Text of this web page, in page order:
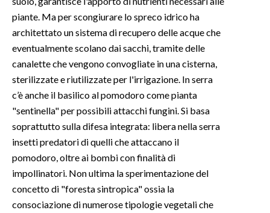
piante. Ma per scongiurare lo spreco idrico ha
architettato un sistema di recupero delle acque che
eventualmente scolano dai sacchi, tramite delle
canalette che vengono convogliate in una cisterna,
sterilizzate e riutilizzate per l'irrigazione. In serra
c’è anche il basilico al pomodoro come pianta
"sentinella" per possibili attacchi fungini. Si basa
soprattutto sulla difesa integrata: libera nella serra
insetti predatori di quelli che attaccano il
pomodoro, oltre ai bombi con finalità di
impollinatori. Non ultima la sperimentazione del
concetto di "foresta sintropica" ossia la
consociazione di numerose tipologie vegetali che